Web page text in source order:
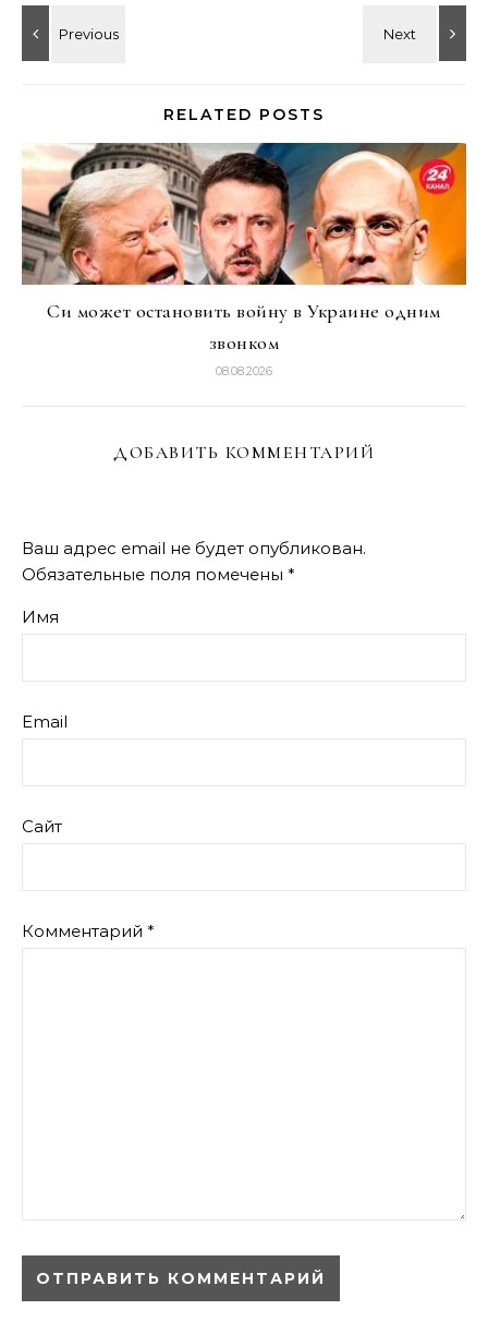
RELATED POSTS
Си может остановить войну в Украине одним
звонком
08.08.2026
ДОБАВИТЬ КОММЕНТАРИЙ
Ваш адрес email не будет опубликован.
Обязательные поля помечены *
Имя
Email
Сайт
Комментарий *